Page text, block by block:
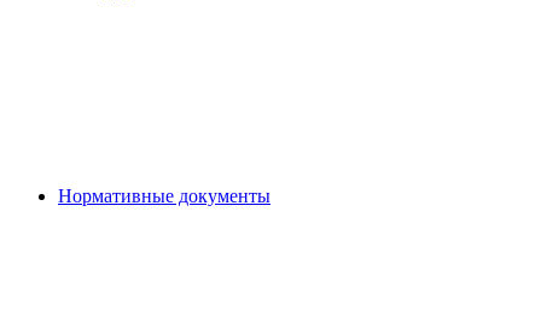
Нормативные документы